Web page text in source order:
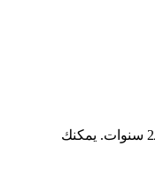
تتجدّد مقابل E£⁦529⁩/الشهر لـ2 سنوات. يمكنك